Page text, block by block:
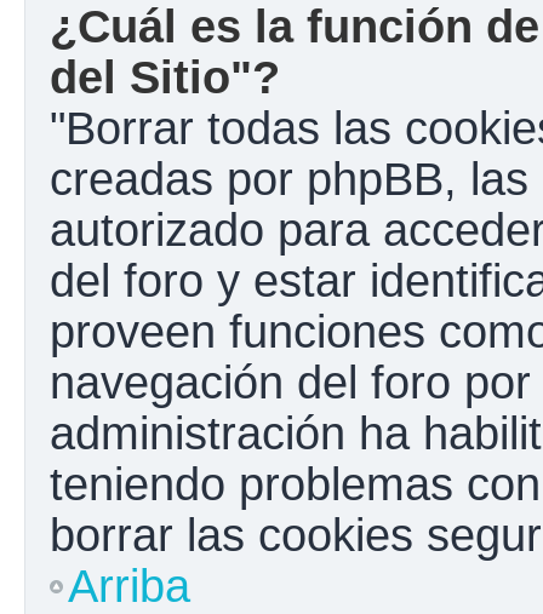
¿Cuál es la función
del Sitio"?
"Borrar todas las
creadas por phpBB,
autorizado para
del foro y estar
proveen funciones
navegación del foro
administración ha
teniendo problemas
borrar las cookies
Arriba